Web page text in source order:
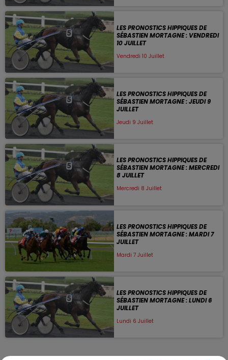
LES PRONOSTICS HIPPIQUES DE
SÉBASTIEN MORTAGNE : VENDREDI
10 JUILLET
Vendredi 10 Juillet
LES PRONOSTICS HIPPIQUES DE
SÉBASTIEN MORTAGNE : JEUDI 9
JUILLET
Jeudi 9 Juillet
LES PRONOSTICS HIPPIQUES DE
SÉBASTIEN MORTAGNE : MERCREDI
8 JUILLET
Mercredi 8 Juillet
LES PRONOSTICS HIPPIQUES DE
SÉBASTIEN MORTAGNE : MARDI 7
JUILLET
Mardi 7 Juillet
LES PRONOSTICS HIPPIQUES DE
SÉBASTIEN MORTAGNE : LUNDI 6
JUILLET
Lundi 6 Juillet